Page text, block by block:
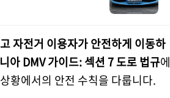
자전거 이용자가 안전하게 이동하
아 DMV 가이드: 섹션 7 도로 법규에
황에서의 안전 수칙을 다룹니다.